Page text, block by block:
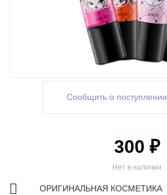
Сообщить о поступлении
Нет в наличии
300 ₽
ОРИГИНАЛЬНАЯ КОСМЕТИКА